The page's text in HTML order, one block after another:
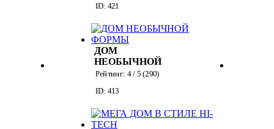
ИНТЕРЬЕРОМ
ID: 421
ДОМ
НЕОБЫЧНОЙ
ФОРМЫ
Рейтинг: 4/ 5 (290)
ID: 413